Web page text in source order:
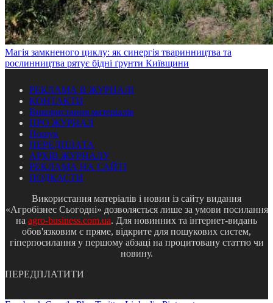
Магія замкненого циклу: як синергія тваринництва та
рослинництва рятує бідні ґрунти Київщини
РЕКЛАМА В ЖУРНАЛІ
КОНТАКТИ
Використання матеріалів
ПРО ЖУРНАЛ
Пошук
ПЕРЕДПЛАТА
АРХІВ ЖУРНАЛУ
РЕКЛАМА НА САЙТІ
ПОДКАСТИ
Використання матеріалів і новин із сайту видання
«Агробізнес Сьогодні» дозволяється лише за умови посилання
на agro-business.com.ua. Для новинних та інтернет-видань
обов'язковим є пряме, відкрите для пошукових систем,
гіперпосилання у першому абзаці на процитовану статтю чи
новину.
ПЕРЕДПЛАТИТИ